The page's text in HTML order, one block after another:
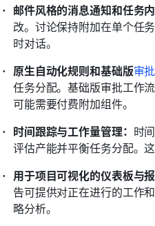
邮件风格的消息通知和任务内
改。讨论保持附加在单个任
时对话。
原生自动化规则和基础版审
任务分配。基础版审批工作
可能需要付费附加组件。
时间跟踪与工作量管理： 时
评估产能并平衡任务分配。
用于项目可视化的仪表板与报
告可提供对正在进行的工作
略分析。